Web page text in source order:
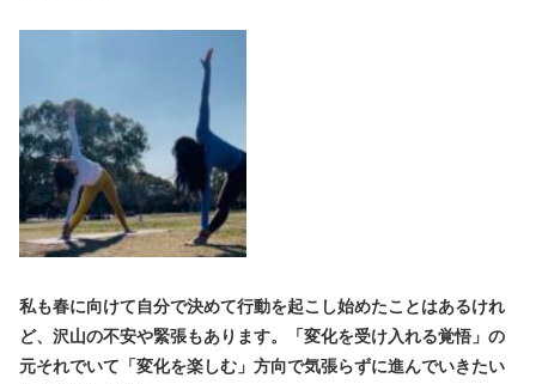
私も春に向けて自分で決めて行動を起こし始めたことはあるけれ
ど、沢山の不安や緊張もあります。「変化を受け入れる覚悟」の
元それでいて「変化を楽しむ」方向で気張らずに進んでいきたい